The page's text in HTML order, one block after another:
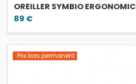
OREILLER SYMBIO ERGONOMIC
89 €
Prix bas permanent